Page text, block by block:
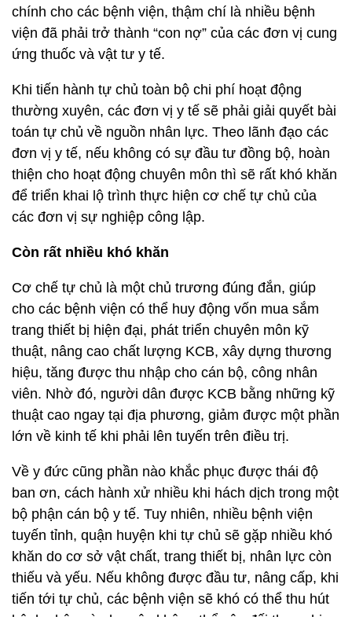
chính cho các bệnh viện, thậm chí là nhiều bệnh
viện đã phải trở thành “con nợ” của các đơn vị cung
ứng thuốc và vật tư y tế.
Khi tiến hành tự chủ toàn bộ chi phí hoạt động
thường xuyên, các đơn vị y tế sẽ phải giải quyết bài
toán tự chủ về nguồn nhân lực. Theo lãnh đạo các
đơn vị y tế, nếu không có sự đầu tư đồng bộ, hoàn
thiện cho hoạt động chuyên môn thì sẽ rất khó khăn
để triển khai lộ trình thực hiện cơ chế tự chủ của
các đơn vị sự nghiệp công lập.
Còn rất nhiều khó khăn
Cơ chế tự chủ là một chủ trương đúng đắn, giúp
cho các bệnh viện có thể huy động vốn mua sắm
trang thiết bị hiện đại, phát triển chuyên môn kỹ
thuật, nâng cao chất lượng KCB, xây dựng thương
hiệu, tăng được thu nhập cho cán bộ, công nhân
viên. Nhờ đó, người dân được KCB bằng những kỹ
thuật cao ngay tại địa phương, giảm được một phần
lớn về kinh tế khi phải lên tuyến trên điều trị.
Về y đức cũng phần nào khắc phục được thái độ
ban ơn, cách hành xử nhiều khi hách dịch trong một
bộ phận cán bộ y tế. Tuy nhiên, nhiều bệnh viện
tuyến tỉnh, quận huyện khi tự chủ sẽ gặp nhiều khó
khăn do cơ sở vật chất, trang thiết bị, nhân lực còn
thiếu và yếu. Nếu không được đầu tư, nâng cấp, khi
tiến tới tự chủ, các bệnh viện sẽ khó có thể thu hút